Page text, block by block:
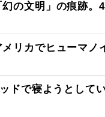
の文明」の痕跡。
リカでヒューマ
ドで寝ようとし